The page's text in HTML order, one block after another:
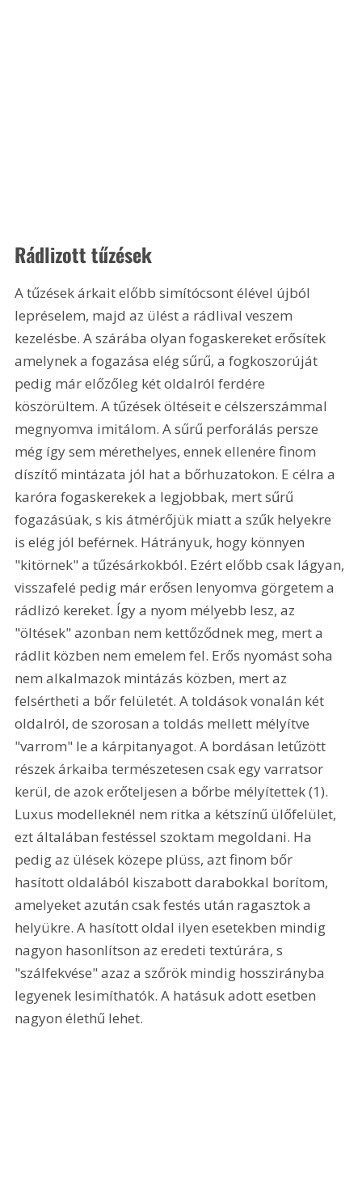
Rádlizott tűzések
A tűzések árkait előbb simítócsont élével újból
lepréselem, majd az ülést a rádlival veszem
kezelésbe. A szárába olyan fogaskereket erősítek
amelynek a fogazása elég sűrű, a fogkoszorúját
pedig már előzőleg két oldalról ferdére
köszörültem. A tűzések öltéseit e célszerszámmal
megnyomva imitálom. A sűrű perforálás persze
még így sem mérethelyes, ennek ellenére finom
díszítő mintázata jól hat a bőrhuzatokon. E célra a
karóra fogaskerekek a legjobbak, mert sűrű
fogazásúak, s kis átmérőjük miatt a szűk helyekre
is elég jól beférnek. Hátrányuk, hogy könnyen
"kitörnek" a tűzésárkokból. Ezért előbb csak lágyan,
visszafelé pedig már erősen lenyomva görgetem a
rádlizó kereket. Így a nyom mélyebb lesz, az
"öltések" azonban nem kettőződnek meg, mert a
rádlit közben nem emelem fel. Erős nyomást soha
nem alkalmazok mintázás közben, mert az
felsértheti a bőr felületét. A toldások vonalán két
oldalról, de szorosan a toldás mellett mélyítve
"varrom" le a kárpitanyagot. A bordásan letűzött
részek árkaiba természetesen csak egy varratsor
kerül, de azok erőteljesen a bőrbe mélyítettek (1).
Luxus modelleknél nem ritka a kétszínű ülőfelület,
ezt általában festéssel szoktam megoldani. Ha
pedig az ülések közepe plüss, azt finom bőr
hasított oldalából kiszabott darabokkal borítom,
amelyeket azután csak festés után ragasztok a
helyükre. A hasított oldal ilyen esetekben mindig
nagyon hasonlítson az eredeti textúrára, s
"szálfekvése" azaz a szőrök mindig hosszirányba
legyenek lesimíthatók. A hatásuk adott esetben
nagyon élethű lehet.